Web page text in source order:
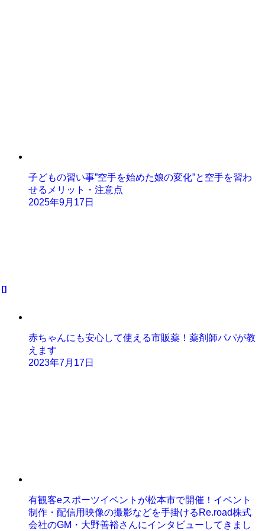
子どもの習い事”空手を始めた娘の変化”と空手を習わ
せるメリット・注意点
2025年9月17日
赤ちゃんにも安心して使える市販薬！薬剤師パパが教
えます
2023年7月17日
有観客eスポーツイベントが松本市で開催！イベント
制作・配信用映像の撮影などを手掛けるRe.road株式
会社のGM・大野善裕さんにインタビューしてきまし